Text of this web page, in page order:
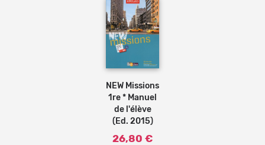
Ajouter
au
NEW Missions
1re * Manuel
de l'élève
(Ed. 2015)
26,80 €